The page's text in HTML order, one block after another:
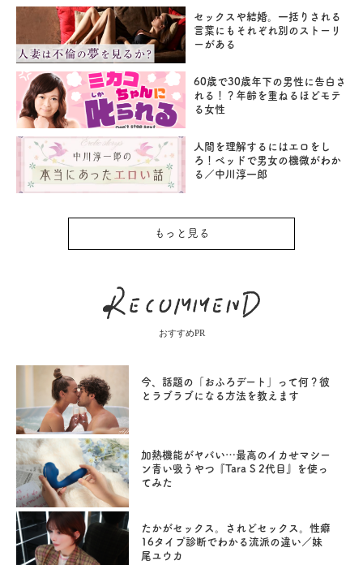
セックスや結婚。一括りされる
言葉にもそれぞれ別のストーリ
ーがある
60歳で30歳年下の男性に告白さ
れる！？年齢を重ねるほどモテ
る女性
人間を理解するにはエロをし
ろ！ベッドで男女の機微がわか
る／中川淳一郎
もっと見る
おすすめPR
今、話題の「おふろデート」って何？彼
とラブラブになる方法を教えます
加熱機能がヤバい…最高のイカせマシー
ン青い吸うやつ『Tara S 2代目』を使っ
てみた
たかがセックス。されどセックス。性癖
16タイプ診断でわかる流派の違い／妹
尾ユウカ